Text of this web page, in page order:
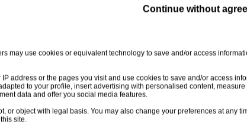
toute confiance
may use cookies or equivalent technology to save and/or access
address or the pages you visit and use cookies to save and/or access
to your profile, insert advertising with personalised content, measure
data and offer you social media features.
or object with legal basis. You may also change your preferences at any
site.
Continue without